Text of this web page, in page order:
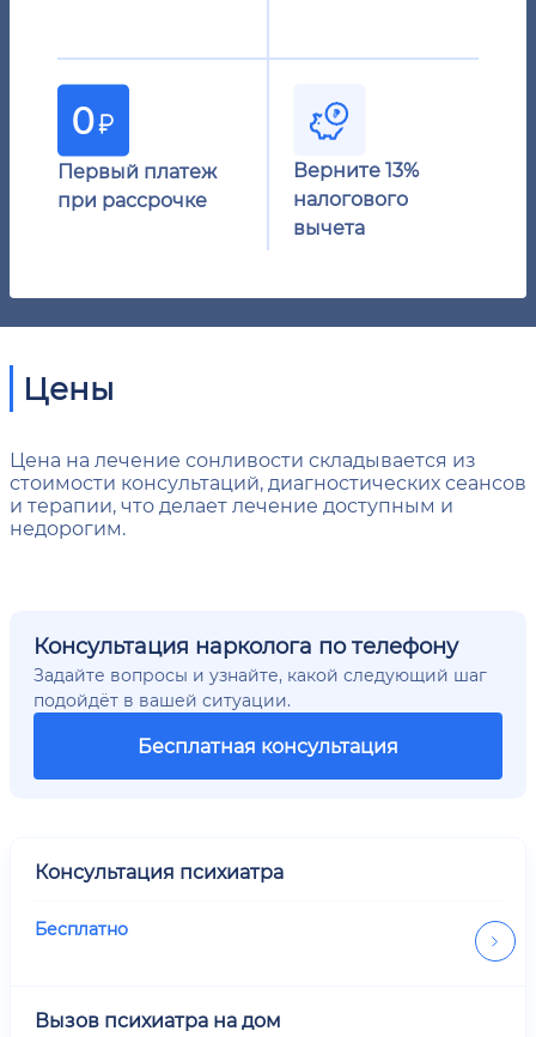
Первый платеж
при рассрочке
Верните 13%
налогового
вычета
Цены
Цена на лечение сонливости складывается из
стоимости консультаций, диагностических сеансов
и терапии, что делает лечение доступным и
недорогим.
Консультация нарколога по телефону
Задайте вопросы и узнайте, какой следующий шаг
подойдёт в вашей ситуации.
Бесплатная консультация
Консультация психиатра
Бесплатно
Вызов психиатра на дом